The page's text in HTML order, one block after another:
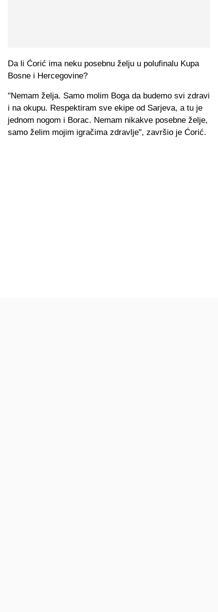
Da li Ćorić ima neku posebnu želju u polufinalu Kupa
Bosne i Hercegovine?
"Nemam želja. Samo molim Boga da budemo svi zdravi
i na okupu. Respektiram sve ekipe od Sarjeva, a tu je
jednom nogom i Borac. Nemam nikakve posebne želje,
samo želim mojim igračima zdravlje", završio je Ćorić.